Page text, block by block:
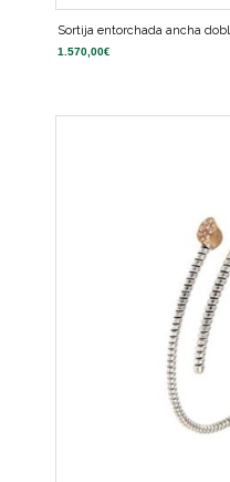
Sortija entorchada ancha
1.570,00€